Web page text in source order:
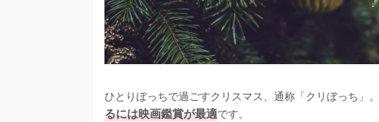
ひとりぼっちで過ごすクリスマス、通称「クリぼっち」。
るには映画鑑賞が最適です。